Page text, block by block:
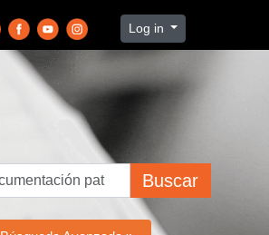
Log in
Buscar